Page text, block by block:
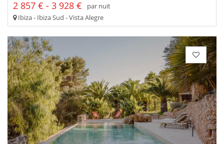
2 857 € - 3 928 €
par nuit
Ibiza - Ibiza Sud - Vista Alegre